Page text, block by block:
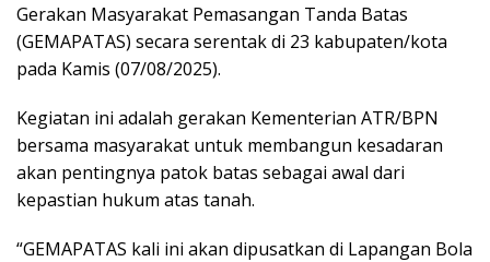
Gerakan Masyarakat Pemasangan Tanda Batas
(GEMAPATAS) secara serentak di 23 kabupaten/kota
pada Kamis (07/08/2025).
Kegiatan ini adalah gerakan Kementerian ATR/BPN
bersama masyarakat untuk membangun kesadaran
akan pentingnya patok batas sebagai awal dari
kepastian hukum atas tanah.
“GEMAPATAS kali ini akan dipusatkan di Lapangan Bola